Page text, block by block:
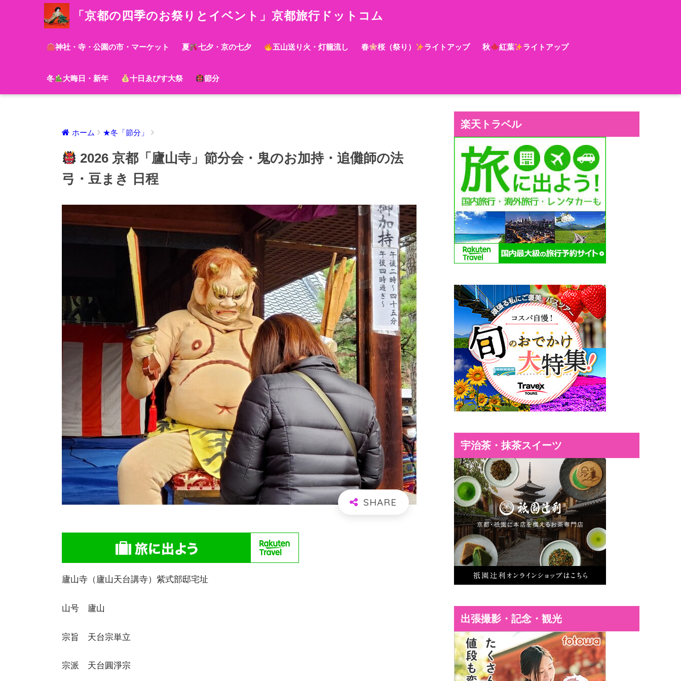
「京都の四季のお祭りとイベント」京都旅行ドットコム
神社・寺・公園の市・マーケット 夏 七夕・京の七夕 五山送り火・灯籠流し 春 桜（祭り） ライトアップ 秋 紅葉 ライトアップ
冬 大晦日・新年 十日ゑびす大祭 節分
ホーム ★冬「節分」
2026 京都「廬山寺」節分会・鬼のお加持・追儺師の法
弓・豆まき 日程
廬山寺（廬山天台講寺）紫式部邸宅址
山号 廬山
宗旨 天台宗単立
宗派 天台圓淨宗
楽天トラベル
宇治茶・抹茶スイーツ
出張撮影・記念・観光